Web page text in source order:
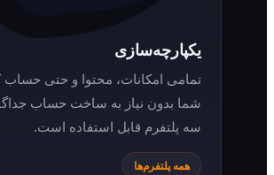
یکپارچه‌سازی
تمامی امکانات، محتوا و حتی حساب کاربری
شما بدون نیاز به ساخت حساب جداگانه در هر
سه پلتفرم قابل استفاده است.
همه پلتفرم‌ها